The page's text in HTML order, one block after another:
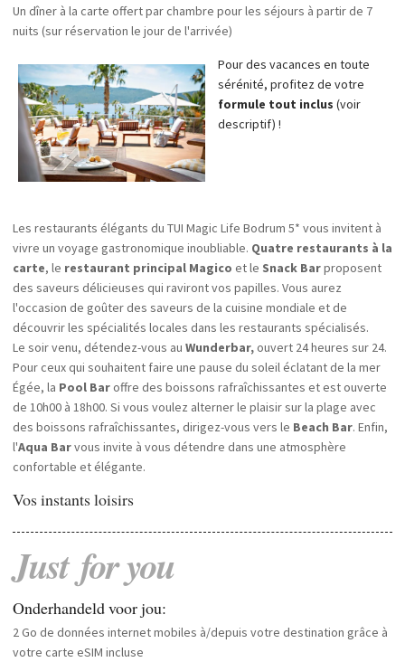
Un dîner à la carte offert par chambre pour les séjours à partir de 7
nuits (sur réservation le jour de l'arrivée)
Pour des vacances en toute
sérénité, profitez de votre
formule tout inclus (voir
descriptif) !
Les restaurants élégants du TUI Magic Life Bodrum 5* vous invitent à
vivre un voyage gastronomique inoubliable. Quatre restaurants à la
carte, le restaurant principal Magico et le Snack Barproposent
des saveurs délicieuses qui raviront vos papilles. Vous aurez
l'occasion de goûter des saveurs de la cuisine mondiale et de
découvrir les spécialités locales dans les restaurants spécialisés.
Le soir venu, détendez-vous au Wunderbar,ouvert 24 heures sur 24.
Pour ceux qui souhaitent faire une pause du soleil éclatant de la mer
Égée, la Pool Baroffre des boissons rafraîchissantes et est ouverte
de 10h00 à 18h00. Si vous voulez alterner le plaisir sur la plage avec
des boissons rafraîchissantes, dirigez-vous vers le Beach Bar. Enfin,
l'Aqua Barvous invite à vous détendre dans une atmosphère
confortable et élégante.
Vos instants loisirs
Just foryou
Onderhandeld voor jou:
2 Go de données internet mobiles à/depuis votre destination grâce à
votre carte eSIM incluse